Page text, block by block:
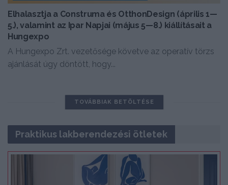
Elhalasztja a Construma és OtthonDesign (április 1—
5.), valamint az Ipar Napjai (május 5—8.) kiállításait a
Hungexpo
A Hungexpo Zrt. vezetősége követve az operatív törzs
ajánlását úgy döntött, hogy...
TOVÁBBIAK BETÖLTÉSE
Praktikus lakberendezési ötletek